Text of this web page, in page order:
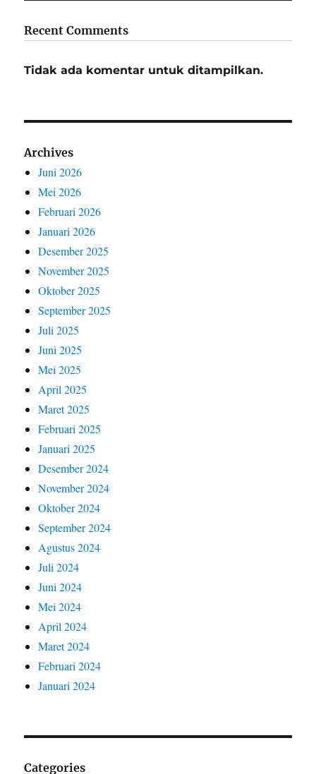
Recent Comments
Tidak ada komentar untuk ditampilkan.
Archives
Juni 2026
Mei 2026
Februari 2026
Januari 2026
Desember 2025
November 2025
Oktober 2025
September 2025
Juli 2025
Juni 2025
Mei 2025
April 2025
Maret 2025
Februari 2025
Januari 2025
Desember 2024
November 2024
Oktober 2024
September 2024
Agustus 2024
Juli 2024
Juni 2024
Mei 2024
April 2024
Maret 2024
Februari 2024
Januari 2024
Categories